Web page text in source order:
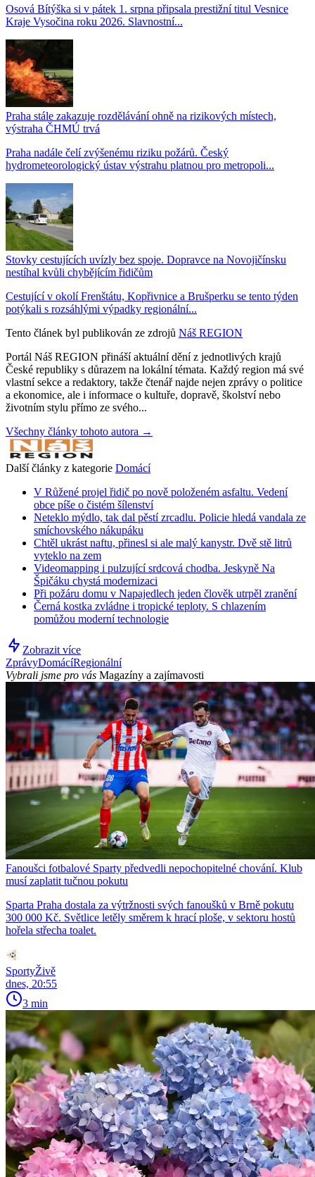
Osová Bítýška si v pátek 1. srpna připsala prestižní titul Vesnice
Kraje Vysočina roku 2026. Slavnostní...
Praha stále zakazuje rozdělávání ohně na rizikových místech,
výstraha ČHMÚ trvá
Praha nadále čelí zvýšenému riziku požárů. Český
hydrometeorologický ústav výstrahu platnou pro metropoli...
Stovky cestujících uvízly bez spoje. Dopravce na Novojičínsku
nestíhal kvůli chybějícím řidičům
Cestující v okolí Frenštátu, Kopřivnice a Brušperku se tento týden
potýkali s rozsáhlými výpadky regionální...
Tento článek byl publikován ze zdrojů Náš REGION
Portál Náš REGION přináší aktuální dění z jednotlivých krajů
České republiky s důrazem na lokální témata. Každý region má své
vlastní sekce a redaktory, takže čtenář najde nejen zprávy o politice
a ekonomice, ale i informace o kultuře, dopravě, školství nebo
životním stylu přímo ze svého...
Všechny články tohoto autora →
Další články z kategorie Domácí
V Růžené projel řidič po nově položeném asfaltu. Vedení
obce píše o čistém šílenství
Neteklo mýdlo, tak dal pěstí zrcadlu. Policie hledá vandala ze
smíchovského nákupáku
Chtěl ukrást naftu, přinesl si ale malý kanystr. Dvě stě litrů
vyteklo na zem
Videomapping i pulzující srdcová chodba. Jeskyně Na
Špičáku chystá modernizaci
Při požáru domu v Napajedlech jeden člověk utrpěl zranění
Černá kostka zvládne i tropické teploty. S chlazením
pomůžou moderní technologie
Zobrazit více
ZprávyDomácíRegionální
Vybrali jsme pro vás Magazíny a zajímavosti
Fanoušci fotbalové Sparty předvedli nepochopitelné chování. Klub
musí zaplatit tučnou pokutu
Sparta Praha dostala za výtržnosti svých fanoušků v Brně pokutu
300 000 Kč. Světlice letěly směrem k hrací ploše, v sektoru hostů
hořela střecha toalet.
SportyŽivě
dnes, 20:55
3 min